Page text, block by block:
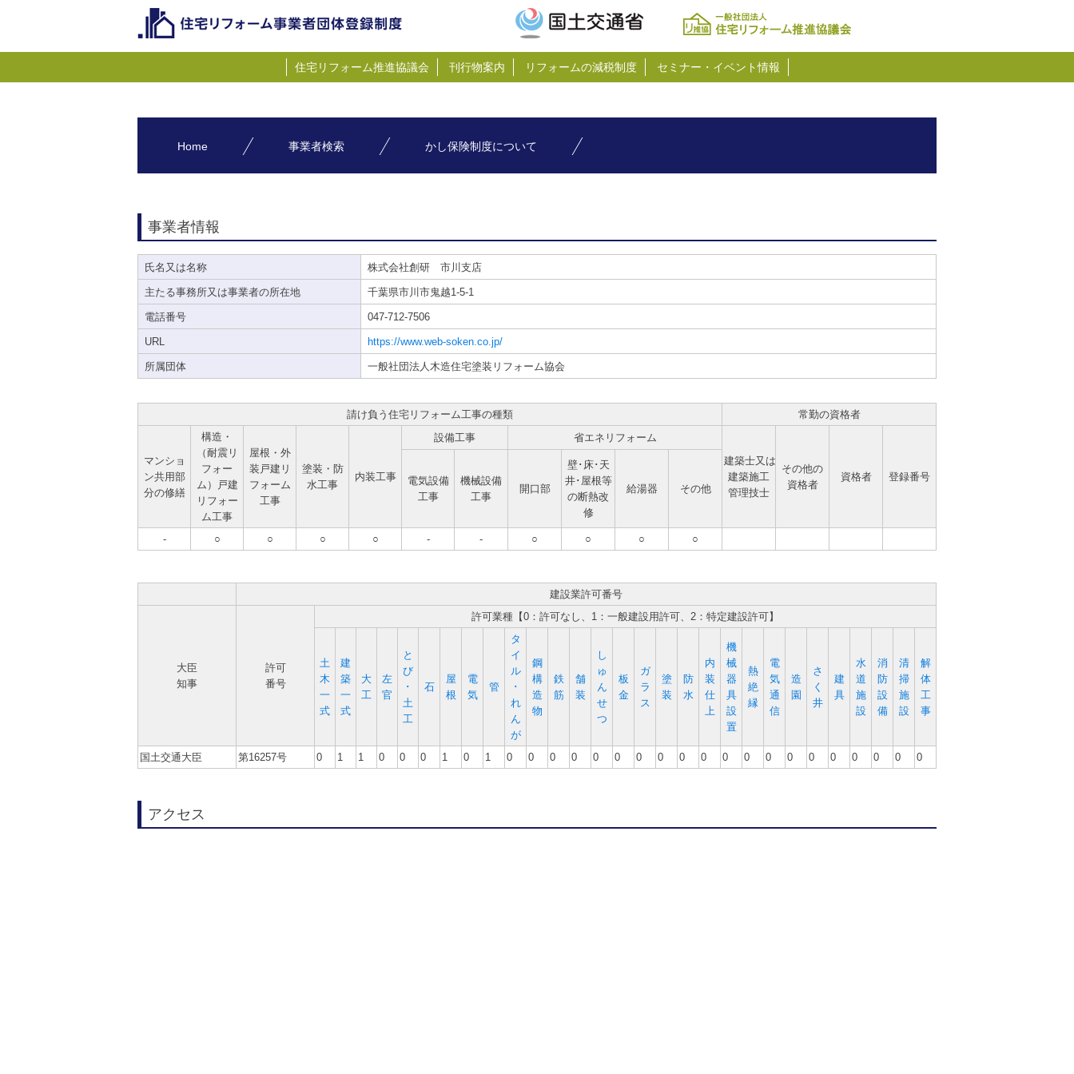
住宅リフォーム推進協議会 刊行物案内 リフォームの減税制度 セミナー・イベント情報
Home 事業者検索 かし保険制度について
事業者情報
氏名又は名称 株式会社創研 市川支店
主たる事務所又は事業者の所在地 千葉県市川市鬼越1-5-1
電話番号 047-712-7506
URL https://www.web-soken.co.jp/
所属団体 一般社団法人木造住宅塗装リフォーム協会
請け負う住宅リフォーム工事の種類 常勤の資格者
マンショ
ン共用部
分の修繕
構造・
（耐震リ
フォー
ム）戸建
リフォー
ム工事
屋根・外
装戸建リ
フォーム
工事
塗装・防
水工事
内装工事
設備工事
省エネリフォーム
建築士又は
建築施工
管理技士
その他の
資格者
資格者 登録番号
電気設備
工事
機械設備
工事
開口部
壁･床･天
井･屋根等
の断熱改
修
給湯器 その他
- ○ ○ ○ ○ - - ○ ○ ○ ○
建設業許可番号
大臣
知事
許可
番号
許可業種【0：許可なし、1：一般建設用許可、2：特定建設許可】
土
木
一
式
建
築
一
式
大
工
左
官
と
び
･
土
工
石
屋
根
電
気
管
タ
イ
ル
･
れ
ん
が
鋼
構
造
物
鉄
筋
舗
装
し
ゅ
ん
せ
つ
板
金
ガ
ラ
ス
塗
装
防
水
内
装
仕
上
機
械
器
具
設
置
熱
絶
縁
電
気
通
信
造
園
さ
く
井
建
具
水
道
施
設
消
防
設
備
清
掃
施
設
解
体
工
事
国土交通大臣 第16257号 0 1 1 0 0 0 1 0 1 0 0 0 0 0 0 0 0 0 0 0 0 0 0 0 0 0 0 0 0
アクセス